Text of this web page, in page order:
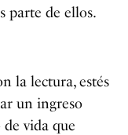
parte de ellos.
la lectura, estés
un ingreso
vida que